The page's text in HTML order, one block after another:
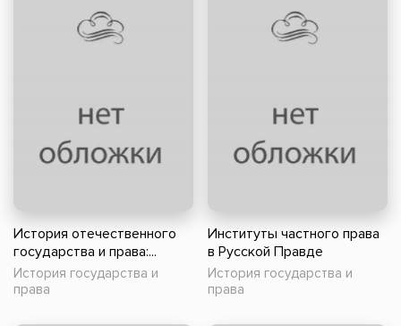
История отечественного
государства и права:...
История государства и
права
Институты частного права
в Русской Правде
История государства и
права